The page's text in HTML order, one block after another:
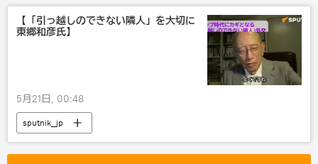
【「引っ越しのできない隣人」を大切に
東郷和彦氏】
5月21日, 00:48
sputnik_jp